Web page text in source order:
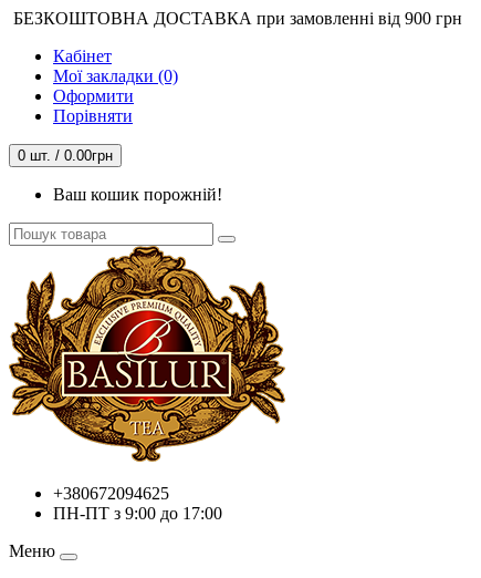
БЕЗКОШТОВНА ДОСТАВКА при замовленні від 900 грн
Кабінет
Мої закладки (0)
Оформити
Порівняти
0 шт. / 0.00грн
Ваш кошик порожній!
+380672094625
ПН-ПТ з 9:00 до 17:00
Меню